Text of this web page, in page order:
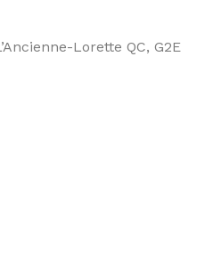
Lorette QC, G2E